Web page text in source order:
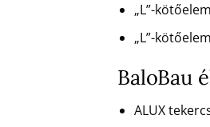
„L”-
„L”-
BaloBau
ALUX